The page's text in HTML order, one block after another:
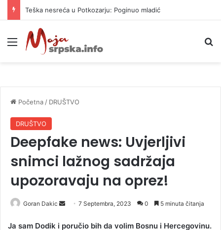
Teška nesreća u Potkozarju: Poginuo mladić
Meni
Početna / DRUŠTVO
DRUŠTVO
Deepfake news: Uvjerljivi
snimci lažnog sadržaja
upozoravaju na oprez!
Goran Dakic
n
7 Septembra, 2023 0 5 minuta čitanja
Ja sam Dodik i poručio bih da volim Bosnu i Hercegovinu.